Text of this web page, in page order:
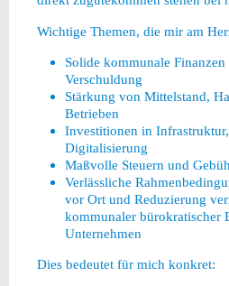
Wichtige Themen, die mir am
Solide kommunale
Verschuldung
Stärkung von Mittelstand,
Betrieben
Investitionen in
Digitalisierung
Maßvolle Steuern und
Verlässliche
vor Ort und Reduzierung
kommunaler bürokratischer
Unternehmen
Dies bedeutet für mich konkret: